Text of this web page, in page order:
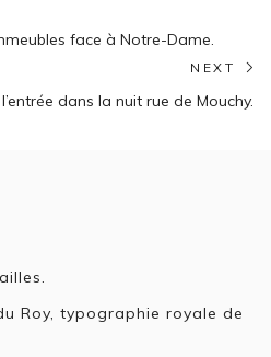
face à Notre-Dame.
NEXT
dans la nuit rue de Mouchy.
Roy, typographie royale de